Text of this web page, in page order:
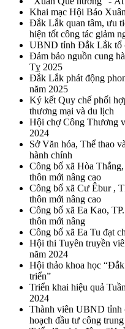
Khai mạc Hội Báo
Đắk Lắk quan tâm, ưu
hiện tốt công tác giảm
UBND tỉnh Đắk Lắk tổ
Đảm bảo nguồn cung
Tỵ 2025
Đắk Lắk phát động
năm 2025
Ký kết Quy chế phối
thương mại và du lịch
Hội chợ Công Thương
2024
Sở Văn hóa, Thể thao
hành chính
Công bố xã Hòa
thôn mới nâng cao
Công bố xã Cư Êbur ,
thôn mới nâng cao
Công bố xã Ea Kao,
thôn mới nâng
Công bố xã Ea Tu đạt
Hội thi Tuyên truyền
năm 2024
Hội thảo khoa học
triển”
Triển khai hiệu quả
2024
Thành viên UBND tỉnh
hoạch đầu tư công